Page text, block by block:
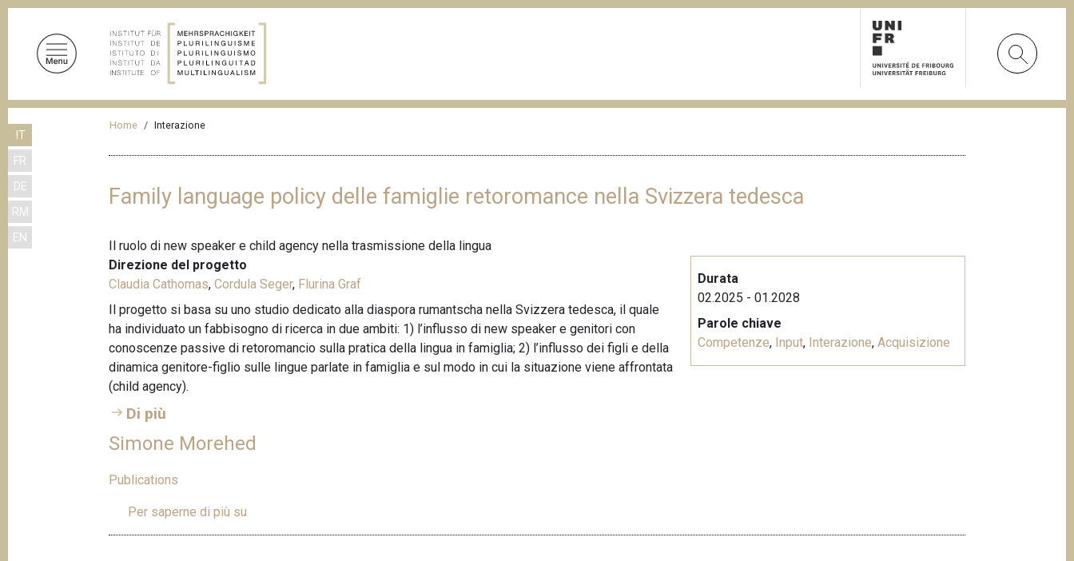
IT
FR
DE
RM
EN
Home Interazione
Family language policy delle famiglie retoromance nella Svizzera tedesca
Il ruolo di new speaker e child agency nella trasmissione della lingua
Direzione del progetto
Claudia Cathomas,Cordula Seger, Flurina Graf
Il progetto si basa su uno studio dedicato alla diaspora rumantscha nella Svizzera tedesca, il quale
ha individuato un fabbisogno di ricerca in due ambiti: 1) l’influsso di new speaker e genitori con
conoscenze passive di retoromancio sulla pratica della lingua in famiglia; 2) l’influsso dei figli e della
dinamica genitore-figlio sulle lingue parlate in famiglia e sul modo in cui la situazione viene affrontata
(child agency).
Di più
Durata
02.2025 - 01.2028
Parole chiave
Competenze, Input, Interazione, Acquisizione
Simone Morehed
Publications
Per saperne di più su
i